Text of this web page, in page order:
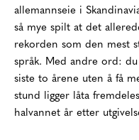
allemannseie i
så mye spilt at det
rekorden som den mest
språk. Med andre ord:
siste to årene uten å få
stund ligger låta
halvannet år etter